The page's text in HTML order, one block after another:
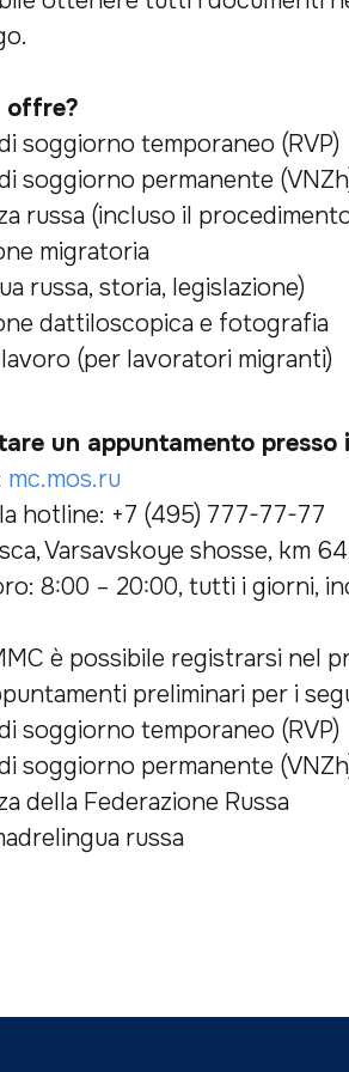
offre?
soggiorno temporaneo (RVP)
soggiorno permanente
russa (incluso il
migratoria
russa, storia, legislazione)
dattiloscopica e fotografia
(per lavoratori migranti)
un appuntamento
mc.mos.ru
hotline: +7 (495) 777-77-77
Varsavskoye shosse, km
8:00 – 20:00, tutti i giorni,
è possibile registrarsi nel
preliminari per i
soggiorno temporaneo (RVP)
soggiorno permanente
della Federazione Russa
russa